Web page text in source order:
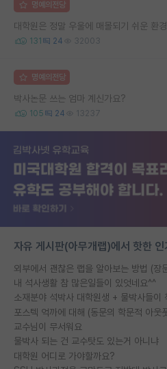
명예의전당
대학원은 정말 우울에 매몰되기 쉬운 환
131 24 32003
명예의전당
박사논문 쓰는 엄마 계신가요?
105 24 13237
자유 게시판(아무개랩)에서 핫한 인
외부에서 괜찮은 랩을 알아보는 방법 (장
내 석사생활 참 많은일들이 있엇네요^^
소재분야 석박사 대학원생 + 물박사들이
교수님이 무서워요
물박사 되는 건 교수탓도 있는거 아니냐
대학원 어디로 가야할까요?